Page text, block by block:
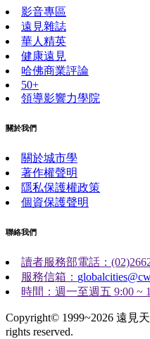
影音專區
遠見雜誌
華人精英
健康遠見
哈佛商業評論
50+
領導影響力學院
關於我們
關於城市學
著作權聲明
隱私保護權政策
個資保護聲明
聯絡我們
讀者服務部電話：
服務信箱：
時間：週一至週五 9:00 ~
Copyright© 1999~2026 遠見
rights reserved.